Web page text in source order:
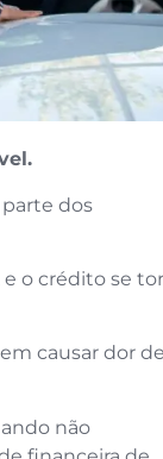
dos
o crédito se
causar dor de
não